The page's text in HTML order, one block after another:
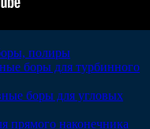
полиры
боры для турбинного
боры для угловых
прямого наконечника